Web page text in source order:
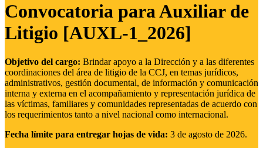
Convocatoria para Auxiliar de
Litigio [AUXL-1_2026]
Objetivo del cargo: Brindar apoyo a la Dirección y a las diferentes
coordinaciones del área de litigio de la CCJ, en temas jurídicos,
administrativos, gestión documental, de información y comunicación
interna y externa en el acompañamiento y representación jurídica de
las víctimas, familiares y comunidades representadas de acuerdo con
los requerimientos tanto a nivel nacional como internacional.
Fecha límite para entregar hojas de vida: 3 de agosto de 2026.